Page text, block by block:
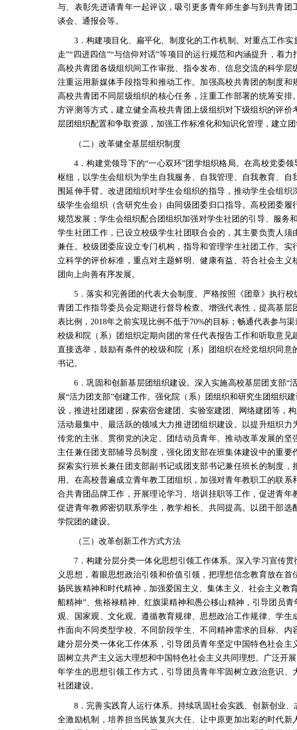
与、表彰先进请青年一起评议，吸引更多青年师生参与到共青
谈会、通报会等。
3．构建项目化、扁平化、制度化的工作机制。对重点工作实
走”“四进四信”“与信仰对话”等项目的运行规范和内涵提升，着
高校共青团各级组织间工作审批、指令发布、信息交流的科学层
注重运用新媒体手段指导和推动工作。加强高校共青团的制度
高校共青团不同层级组织的核心任务，注重工作部署的统筹安
方评测等方式，建立健全高校共青团上级组织对下级组织的评
层团组织配置和争取资源，加强工作标准化和知识化管理，建立团
（二）改革健全基层组织制度
4．构建党领导下的“一心双环”团学组织格局。在高校党委
枢纽，以学生会组织为学生自我服务、自我管理、自我教育、
围延伸手臂。改进团组织对学生会组织的指导，推动学生会组
级学生会组织（含研究生会）由同级团委归口指导。高校团委
规范发展；学生会组织配合团组织加强对学生社团的引导、服务
学生社团工作，已设立校级学生社团联合会的，其主要负责人
兼任。校级团委应设立专门机构，指导和管理学生社团工作。
立科学的评价标准，重点对主题鲜明、健康有益、符合社会主
团向上向善有序发展。
5．落实和完善团的代表大会制度。严格按照《团章》执行
青团工作指导委员会定期进行督导检查。增强代表性，提高基
表比例，2018年之前实现比例不低于70%的目标；畅通代表参与
校级和院（系）团组织定期向团的常任代表报告工作和听取意
直接选举，鼓励有条件的校级和院（系）团组织在经党组织同
书记。
6．巩固和创新基层团组织建设。深入实施高校基层团支部“
展“活力团支部”创建工作。强化院（系）团组织和研究生团组织
设，推进社团建团，探索宿舍建团、实验室建团、网络建团等，
活动最集中、最活跃的领域大力推进团组织建设。以提升组织
传党的主张、贯彻党的决定、团结动员青年、推动改革发展的
主任兼任团支部辅导员制度，强化团支部在班集体建设中的重要
探索实行班长兼任团支部副书记或团支部书记兼任班长的制度
用。在高校普遍成立青年教工团组织，加强对青年教职工的联
合共青团品牌工作，开展理论学习、培训挂职等工作，促进青
促进青年教师密切联系学生，教学相长、共同提高。以团干部
学院团的建设。
（三）改革创新工作方式方法
7．构建分层分类一体化思想引领工作体系。深入学习宣传
义思想，着眼思想政治引领和价值引领，把理想信念教育放在
扬民族精神和时代精神，加强爱国主义、集体主义、社会主义教
船精神”、焦裕禄精神、红旗渠精神和愚公移山精神，引导团员
观、国家观、文化观。遵循教育规律、思想政治工作规律、学
作面向不同类型学校、不同阶段学生、不同精神需求的目标、
建分层分类一体化工作体系，引导团员青年坚定中国特色社会
固树立共产主义远大理想和中国特色社会主义共同理想。广泛开
年学生的思想引领工作方式，引导团员青年牢固树立政治意识
社团建设。
8．完善实践育人运行体系。持续巩固社会实践、创新创业
全激励机制，培养担当民族复兴大任、让中原更加出彩的时代